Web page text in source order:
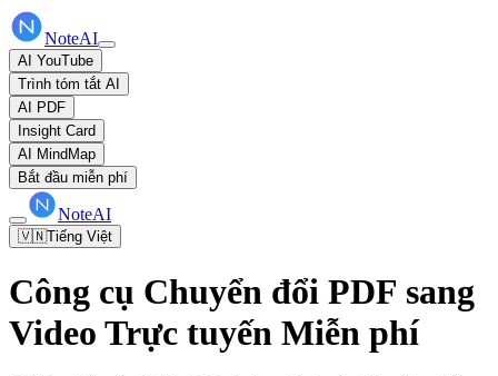
NoteAI
AI YouTube
Trình tóm tắt AI
AI PDF
Insight Card
AI MindMap
Bắt đầu miễn phí
NoteAI
🇻🇳Tiếng Việt
Công cụ Chuyển đổi PDF sang
Video Trực tuyến Miễn phí